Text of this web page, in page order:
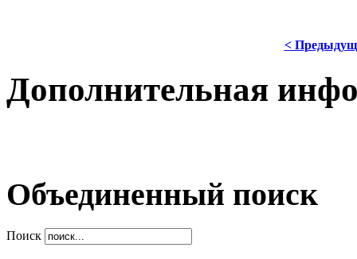
<
Дополнительная
Объединенный поиск
Поиск